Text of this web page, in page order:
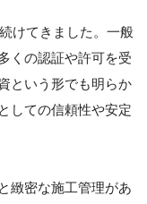
けてきました。一般
くの認証や許可を受
という形でも明らか
しての信頼性や安定
緻密な施工管理があ